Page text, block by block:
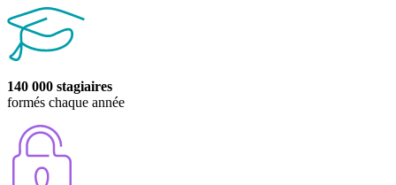
140 000 stagiaires
formés chaque année